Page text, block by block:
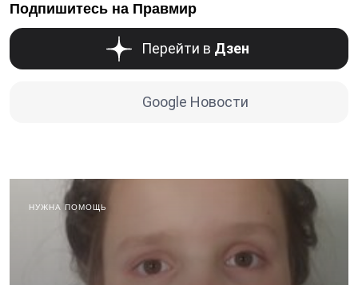
Подпишитесь на Правмир
Перейти в Дзен
Google Новости
НУЖНА ПОМОЩЬ